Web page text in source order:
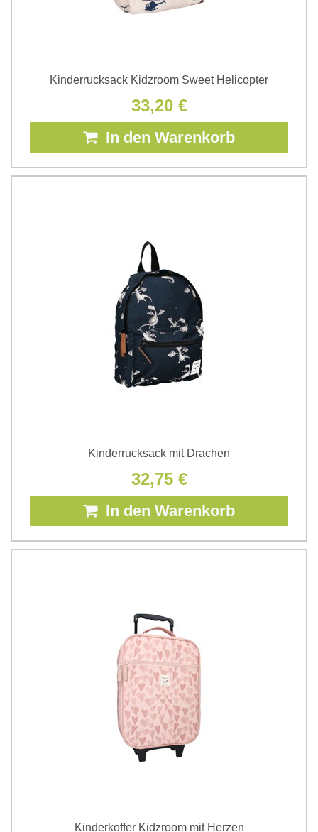
Kinderrucksack Kidzroom Sweet Helicopter
33,20 €
In den Warenkorb
Kinderrucksack mit Drachen
32,75 €
In den Warenkorb
Kinderkoffer Kidzroom mit Herzen